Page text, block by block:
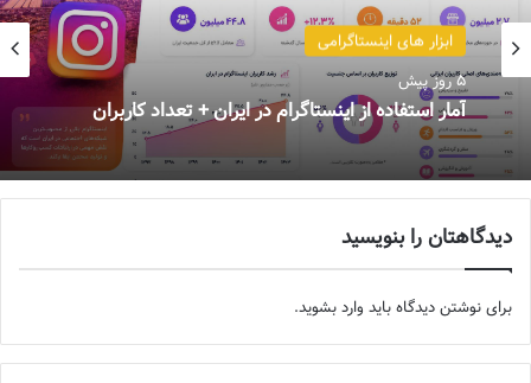
ابزار های اینستاگرامی
5 روز پیش
آمار استفاده از اینستاگرام در ایران + تعداد کاربران
دیدگاهتان را بنویسید
برای نوشتن دیدگاه باید وارد بشوید.